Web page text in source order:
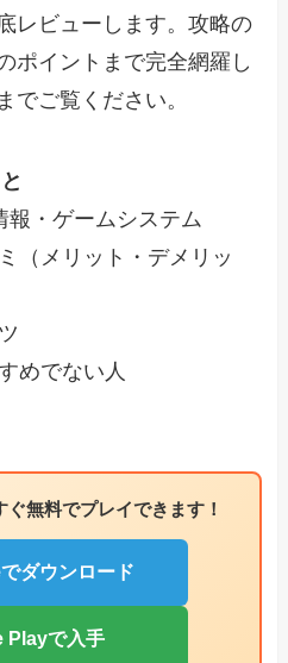
レビューします。攻略の
ポイントまで完全網羅し
でご覧ください。
報・ゲームシステム
（メリット・デメリッ
めでない人
ぐ無料でプレイできます！
ダウンロード
Playで入手